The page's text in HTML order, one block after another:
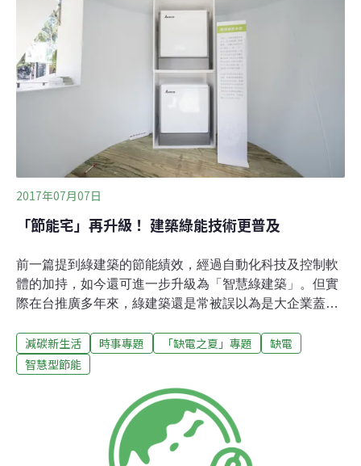
Photo 濾鏡的新功能的製作，或是增加 Google 翻譯的新
單字等等，透過減少碳足跡，來讓 24 小時無碳能源供應
的願景更近一步。Google 透過調節資料運作時間來減少碳
排放的計畫聽起來新穎且聰慧，不過 Google 尚未提供相
關研究成果的詳細數據，根據 Techchruch 的報導，該計
2017年07月07日
「節能宅」再升級！ 建築綠能技術更普及
前一篇提到綠建築的節能績效，經過自動化科技及控制軟
體的加持，如今還可進一步升級為「智慧綠建築」。但實
際在台推廣多年來，綠建築還是常被誤以為是大企業蓋廠
了事。可是對多數建築皆屬既有老舊建物，且大多數人都
住在傳統住宅的台灣來說，如何讓為數眾多的民宅變綠，
老？根據主計處最新發表的「國情統計通報」，台灣現存
的共有844.7萬戶住宅，平均屋齡高達28.9年。從縣市別觀
察，以桃園市的23.9年最年輕，澎湖縣的39.4年最為老
舊，至於鄉民口中的「天龍國」台北市，則以32.3年的平
減碳新生活 時事專題 「缺電之夏」專題
缺電
智慧型節能